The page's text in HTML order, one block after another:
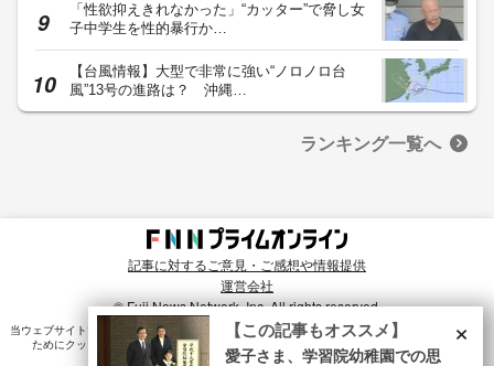
「性欲抑えきれなかった」“カッター”で脅し女
子中学生を性的暴行か…
【台風情報】大型で非常に強い“ノロノロ台
風”13号の進路は？ 沖縄…
ランキング一覧へ
記事に対するご意見・ご感想や情報提供
運営会社
© Fuji News Network, Inc. All rights reserved.
当ウェブサイトでは、ユーザのニーズ・興味・関⼼に合致したコンテンツや広告配信を提供する
ためにクッキーを使⽤しています。詳細は、
プライバシーポリシー をご確認ください。×
【この記事もオススメ】
愛子さま、学習院幼稚園での思